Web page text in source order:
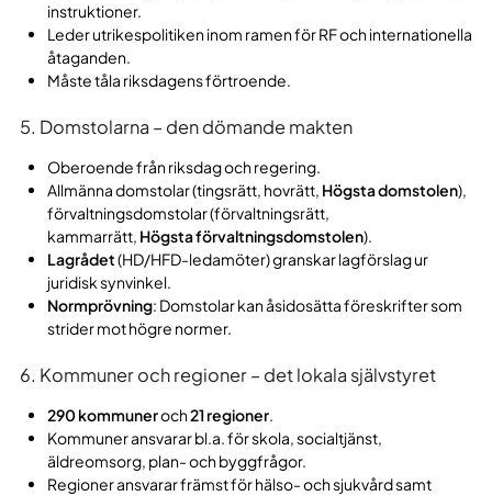
instruktioner.
Leder utrikespolitiken inom ramen för RF och internationella
åtaganden.
Måste tåla riksdagens förtroende.
5. Domstolarna – den dömande makten
Oberoende från riksdag och regering.
Allmänna domstolar (tingsrätt, hovrätt, Högsta domstolen),
förvaltningsdomstolar (förvaltningsrätt,
kammarrätt, Högsta förvaltningsdomstolen).
Lagrådet(HD/HFD-ledamöter) granskar lagförslag ur
juridisk synvinkel.
Normprövning: Domstolar kan åsidosätta föreskrifter som
strider mot högre normer.
6. Kommuner och regioner – det lokala självstyret
290 kommuneroch21 regioner.
Kommuner ansvarar bl.a. för skola, socialtjänst,
äldreomsorg, plan- och byggfrågor.
Regioner ansvarar främst för hälso- och sjukvård samt